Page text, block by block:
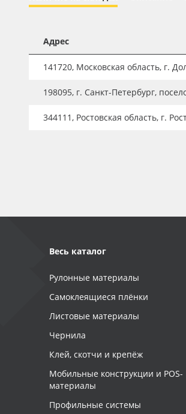
Новинки ассортимента
Плёнка монтажная Oratape
ПЭТ листовой
ПЭТ бэклит
Адрес
141720, Московская область, г.
198095, г. Санкт-Петербург,
344111, Ростовская область, г.
Весь каталог
Рулонные материалы
Самоклеящиеся плёнки
Листовые материалы
Чернила
Клей, скотчи и крепёж
Мобильные конструкции и POS-
материалы
Профильные системы